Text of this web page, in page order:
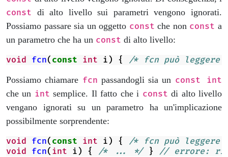
const di alto livello sui parametri vengono ignorati.
Possiamo passare sia un oggetto const che non const a
un parametro che ha un const di alto livello:
void fcn( const int i ) {
/* fcn può leggere
Possiamo chiamare fcn passandogli sia un const int
che un int semplice. Il fatto che i const di alto livello
vengano ignorati su un parametro ha un'implicazione
possibilmente sorprendente:
void fcn( const int i ) {
/* fcn può leggere
void fcn( int i ) { /* ... */ }
// errore: